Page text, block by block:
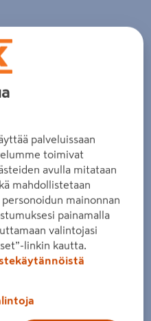
kosketusnäytöllä
palveluissaan
toimivat
avulla mitataan
mahdollistetaan
mainonnan
painamalla
valintojasi
linkin kautta.